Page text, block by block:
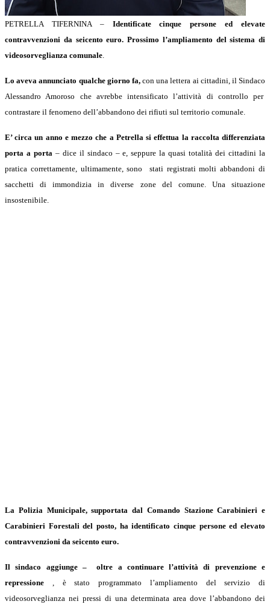
PETRELLA TIFERNINA – Identificate cinque persone ed elevate
contravvenzioni da seicento euro. Prossimo l’ampliamento del sistema di
videosorveglianza comunale
Lo aveva annunciato qualche giorno fa,con una lettera ai cittadini, il Sindaco
Alessandro Amoroso che avrebbe intensificato l’attività di controllo per
contrastare il fenomeno dell’abbandono dei rifiuti sul territorio comunale.
E’ circa un anno e mezzo che a Petrella si effettua la raccolta differenziata
porta a porta – dice il sindaco – e, seppure la quasi totalità dei cittadini la
pratica correttamente, ultimamente, sono stati registrati molti abbandoni di
sacchetti di immondizia in diverse zone del comune. Una situazione
insostenibile.
La Polizia Municipale, supportata dal Comando Stazione Carabinieri e
Carabinieri Forestali del posto, ha identificato cinque persone ed elevato
contravvenzioni da seicento euro.
Il sindaco aggiunge – oltre a continuare l’attività di prevenzione e
repressione , è stato programmato l’ampliamento del servizio di
videosorveglianza nei pressi di una determinata area dove l’abbandono dei